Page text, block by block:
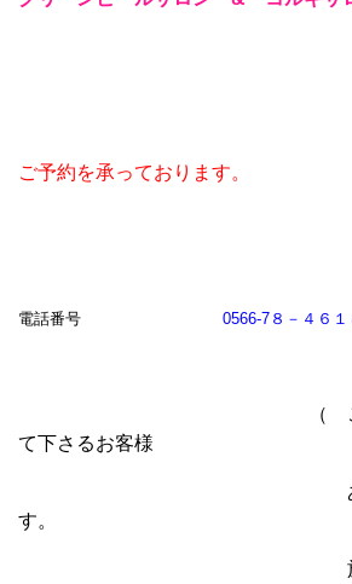
ご予約を承っております。
電話番号 0566-7８－４６１
（ ご予約のお
て下さるお客様
ありがとう
す。
施術中はお